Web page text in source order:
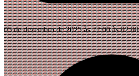
05 de dezembro de 2025 às 22:00 às 02:00